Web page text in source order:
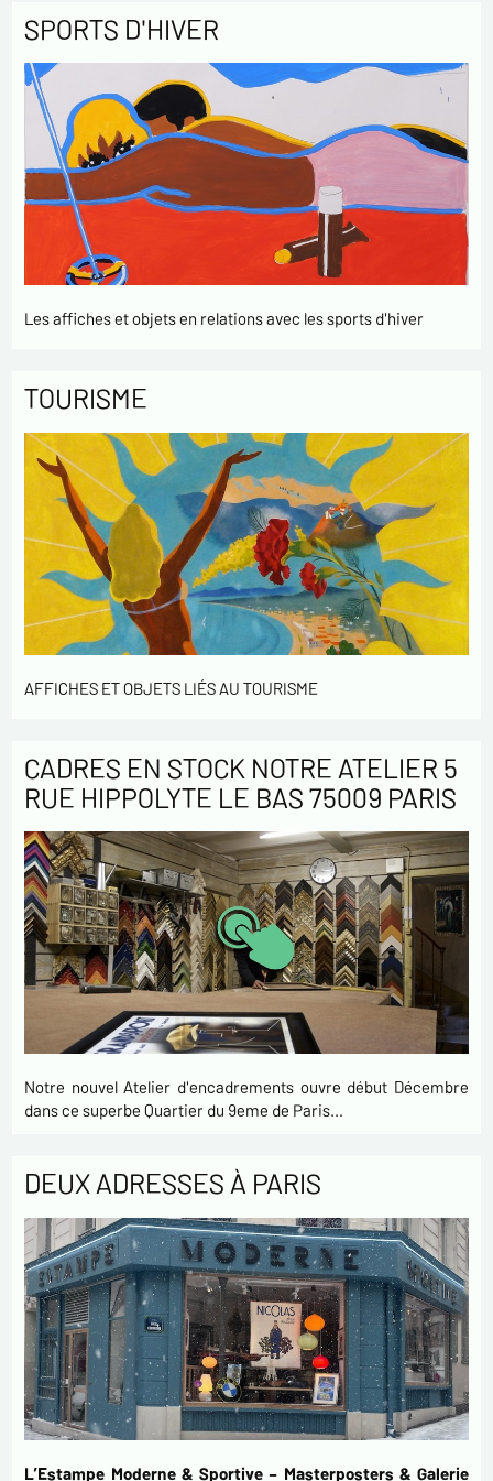
SPORTS D'HIVER
Les affiches et objets en relations avec les sports d'hiver
TOURISME
AFFICHES ET OBJETS LIÉS AU TOURISME
CADRES EN STOCK NOTRE ATELIER 5
RUE HIPPOLYTE LE BAS 75009 PARIS
Notre nouvel Atelier d'encadrements ouvre début Décembre
dans ce superbe Quartier du 9eme de Paris…
DEUX ADRESSES À PARIS
L’Estampe Moderne & Sportive – Masterposters & Galerie